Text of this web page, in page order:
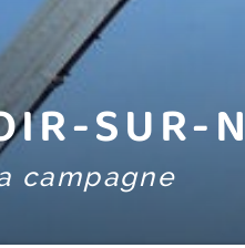
SUR-
campagne